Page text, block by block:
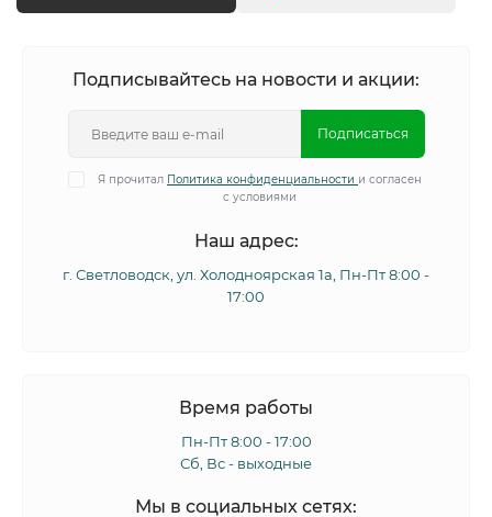
Подписывайтесь на новости и акции:
Подписаться
Я прочитал Политика конфиденциальности и согласен
с условиями
Наш адрес:
г. Светловодск, ул. Холодноярская 1а, Пн-Пт 8:00 -
17:00
Время работы
Пн-Пт 8:00 - 17:00
Сб, Вс - выходные
Мы в социальных сетях: